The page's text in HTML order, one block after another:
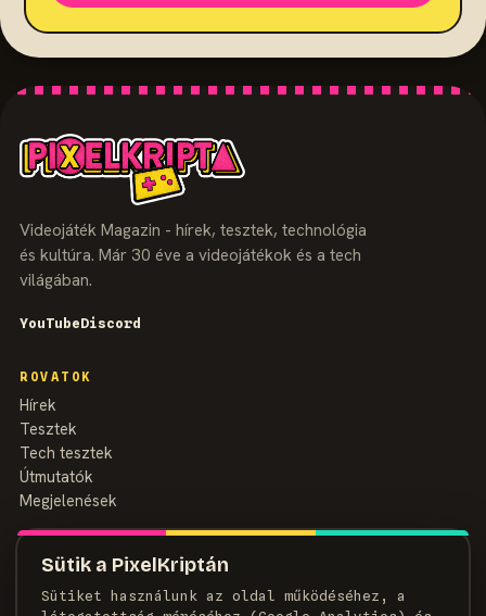
Sütik a PixelKriptán
Sütiket használunk az oldal működéséhez, a
Videojáték Magazin - hírek, tesztek, technológia
és kultúra. Már 30 éve a videojátékok és a tech
világában.
YouTubeDiscord
ROVATOK
Hírek
Tesztek
Tech tesztek
Útmutatók
Megjelenések
MAGAZIN
Szerzők